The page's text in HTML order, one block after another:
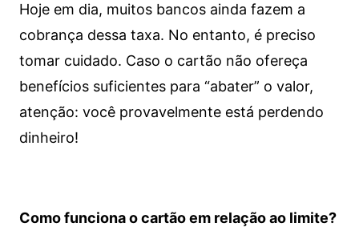
Hoje em dia, muitos bancos ainda fazem a
cobrança dessa taxa. No entanto, é preciso
tomar cuidado. Caso o cartão não ofereça
benefícios suficientes para “abater” o valor,
atenção: você provavelmente está perdendo
dinheiro!
Como funciona o cartão em relação ao limite?